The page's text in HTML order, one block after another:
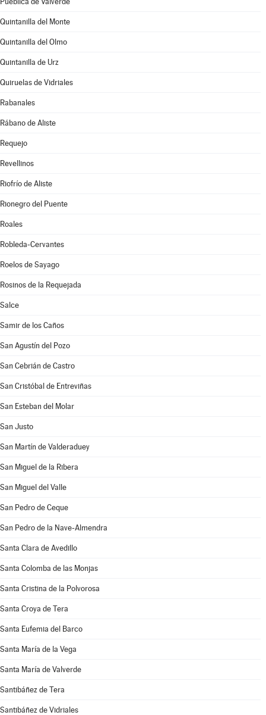
Quintanilla del Monte
Quintanilla del Olmo
Quintanilla de Urz
Quiruelas de Vidriales
Rabanales
Rábano de Aliste
Requejo
Revellinos
Riofrío de Aliste
Rionegro del Puente
Roales
Robleda-Cervantes
Roelos de Sayago
Rosinos de la Requejada
Salce
Samir de los Caños
San Agustín del Pozo
San Cebrián de Castro
San Cristóbal de Entreviñas
San Esteban del Molar
San Justo
San Martín de Valderaduey
San Miguel de la Ribera
San Miguel del Valle
San Pedro de Ceque
San Pedro de la Nave-Almendra
Santa Clara de Avedillo
Santa Colomba de las Monjas
Santa Cristina de la Polvorosa
Santa Croya de Tera
Santa Eufemia del Barco
Santa María de la Vega
Santa María de Valverde
Santibáñez de Tera
Santibáñez de Vidriales